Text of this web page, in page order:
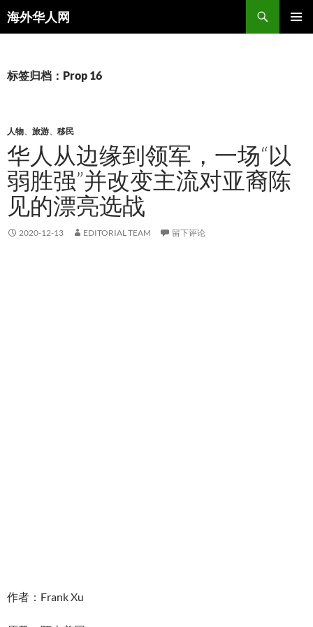
海外华人网
搜
索
文
标签归档：Prop 16
人物、 旅游、 移民
华人从边缘到领军，一场“以
弱胜强”并改变主流对亚裔陈
见的漂亮选战
2020-12-13 EDITORIAL TEAM 留下评论
作者：Frank Xu